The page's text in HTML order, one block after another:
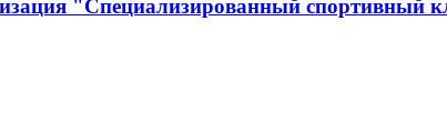
"Специализированный спортивный